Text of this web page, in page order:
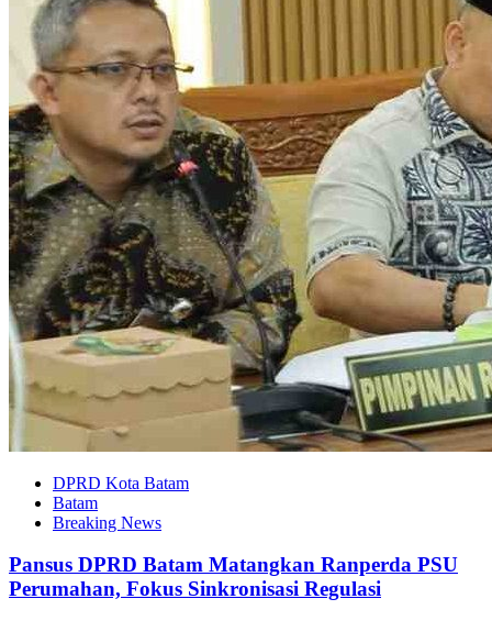
DPRD Kota Batam
Batam
Breaking News
Pansus DPRD Batam Matangkan Ranperda PSU
Perumahan, Fokus Sinkronisasi Regulasi